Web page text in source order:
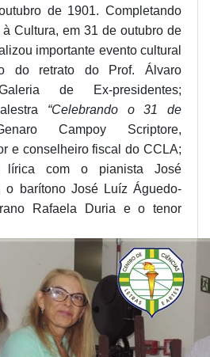
de 1901. Completando
Cultura, em 31 de outubro de
importante evento cultural
do retrato do Prof. Álvaro
de Ex-presidentes;
“Celebrando o 31 de
Campoy Scriptore,
e conselheiro fiscal do CCLA;
lírica com o pianista José
o barítono José Luíz Águedo-
Rafaela Duria e o tenor